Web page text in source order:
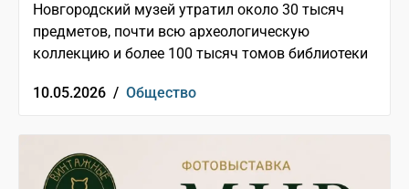
Новгородский музей утратил около 30 тысяч
предметов, почти всю археологическую
коллекцию и более 100 тысяч томов библиотеки
10.05.2026 / Общество